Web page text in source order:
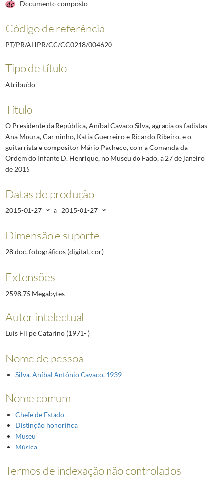
Documento composto
Código de referência
PT/PR/AHPR/CC/CC0218/004620
Tipo de título
Atribuído
Título
O Presidente da República, Aníbal Cavaco Silva, agracia os fadistas
Ana Moura, Carminho, Katia Guerreiro e Ricardo Ribeiro, e o
guitarrista e compositor Mário Pacheco, com a Comenda da
Ordem do Infante D. Henrique, no Museu do Fado, a 27 de janeiro
de 2015
Datas de produção
2015-01-27 a 2015-01-27
Dimensão e suporte
28 doc. fotográficos (digital, cor)
Extensões
2598,75 Megabytes
Autor intelectual
Luís Filipe Catarino (1971- )
Nome de pessoa
Silva, Aníbal António Cavaco. 1939-
Nome comum
Chefe de Estado
Distinção honorífica
Museu
Música
Termos de indexação não controlados